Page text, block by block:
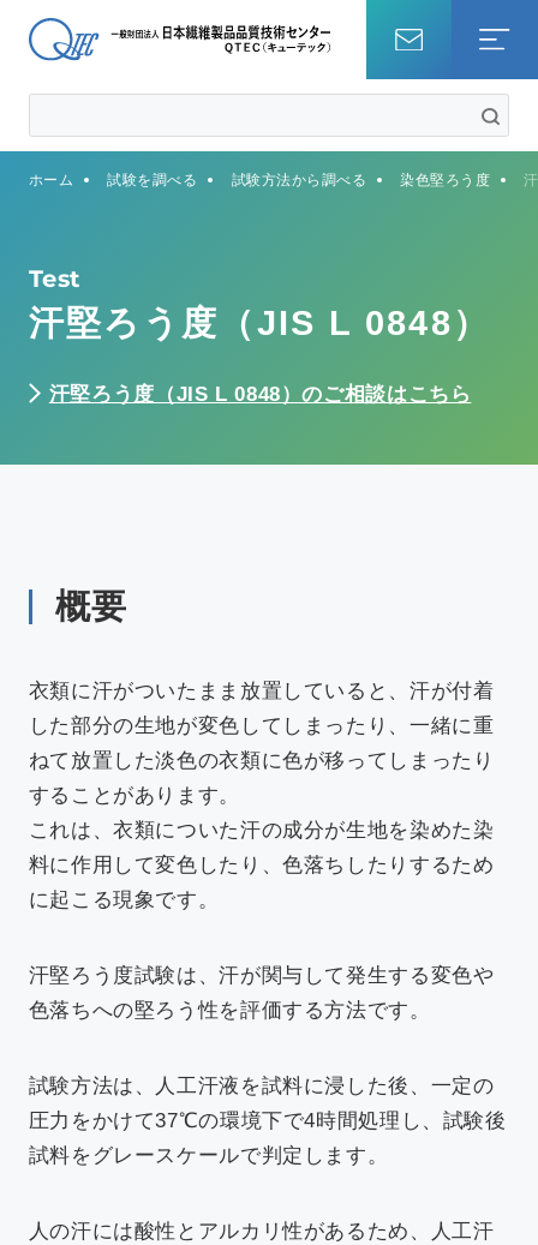
採用情報
JA EN
試験を調べる
QTECについて
ホーム 試験を調べる 試験方法から調べる 染色堅ろう度
Test
汗堅ろう度（JIS L 0848）
汗堅ろう度（JIS L 0848）のご相談はこちら
概要
衣類に汗がついたまま放置していると、汗が付着
した部分の生地が変色してしまったり、一緒に重
ねて放置した淡色の衣類に色が移ってしまったり
することがあります。
これは、衣類についた汗の成分が生地を染めた染
料に作用して変色したり、色落ちしたりするため
に起こる現象です。
汗堅ろう度試験は、汗が関与して発生する変色や
色落ちへの堅ろう性を評価する方法です。
試験方法は、人工汗液を試料に浸した後、一定の
圧力をかけて37℃の環境下で4時間処理し、試験後
試料をグレースケールで判定します。
人の汗には酸性とアルカリ性があるため、人工汗